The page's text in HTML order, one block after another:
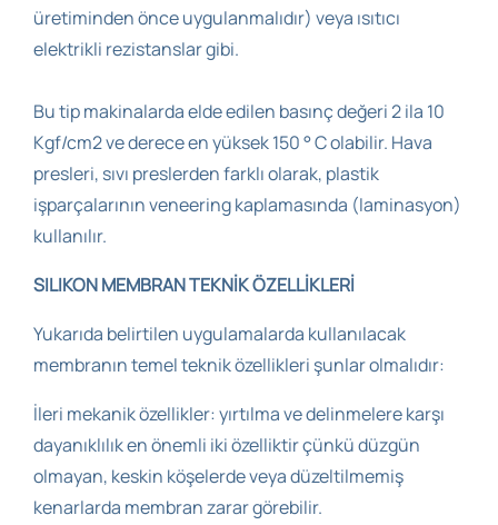
üretiminden önce uygulanmalıdır) veya ısıtıcı
elektrikli rezistanslar gibi.
Bu tip makinalarda elde edilen basınç değeri 2 ila 10
Kgf/cm2 ve derece en yüksek 150 ° C olabilir. Hava
presleri, sıvı preslerden farklı olarak, plastik
işparçalarının veneering kaplamasında (laminasyon)
kullanılır.
SILIKON MEMBRAN TEKNİK ÖZELLİKLERİ
Yukarıda belirtilen uygulamalarda kullanılacak
membranın temel teknik özellikleri şunlar olmalıdır:
İleri mekanik özellikler: yırtılma ve delinmelere karşı
dayanıklılık en önemli iki özelliktir çünkü düzgün
olmayan, keskin köşelerde veya düzeltilmemiş
kenarlarda membran zarar görebilir.